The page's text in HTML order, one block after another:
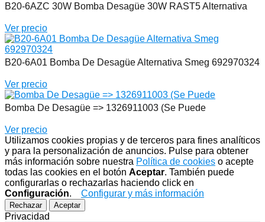
B20-6AZC 30W Bomba Desagüe 30W RAST5 Alternativa
Ver precio
B20-6A01 Bomba De Desagüe Alternativa Smeg 692970324
Ver precio
Bomba De Desagüe => 1326911003 (Se Puede
Ver precio
Utilizamos cookies propias y de terceros para fines analíticos
y para la personalización de anuncios. Pulse para obtener
más información sobre nuestra Política de cookies o acepte
todas las cookies en el botón Aceptar. También puede
configurarlas o rechazarlas haciendo click en
Configuración. Configurar y más información
Rechazar Aceptar
Privacidad